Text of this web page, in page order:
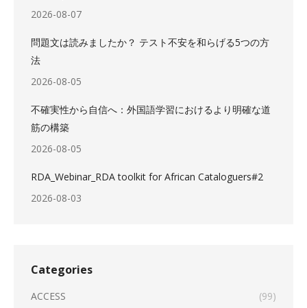
2026-08-07
問題文は読みましたか？ テスト不安を和らげる5つの方
法
2026-08-05
不確実性から自信へ：外国語学習におけるより明確な道
筋の構築
2026-08-05
RDA_Webinar_RDA toolkit for African Cataloguers#2
2026-08-03
Categories
ACCESS
(99)